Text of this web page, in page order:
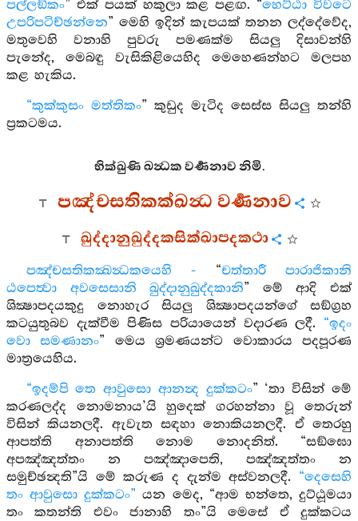
පල්ලඞ්කං” එක් පයක් හකුලා කළ පළඟ. “හෙට්ඨා විවටෙ
උපරිපටිච්ඡන්නෙ” මෙහි ඉදින් කැපයක් තනන ලද්දේවේද,
මතුවෙහි වනාහි පුවරු පමණක්ම සියලු දිසාවන්හි
පැනේද, මෙබඳු වැසිකිළියෙහිද මෙහෙණන්හට මලපහ
කළ හැකිය.
“කුක්කුසං මත්තිකං” කුඩුද මැටිද සෙස්ස සියලු තන්හි
ප්‍රකටමය.
භික්‍ඛුණි ඛන්‍ධක වර්‍ණනාව නිමි.
පඤ්චසතිකක්‍ඛන්‍ධ වර්‍ණනාව
ඛුද්දානුඛුද්දකසික්ඛාපදකථා
පඤ්චසතිකක්‍ඛන්‍ධකයෙහි - “චත්තාරී පාරාජිකානි
ඨපෙත්‍වා අවසෙසානි ඛුද්දානුඛුද්දකානි” මේ ආදි එක්
ශික්‍ෂාපදයකුදු නොහැර සියලු ශික්‍ෂාපදයන්ගේ සඞ්ග්‍රහ
කටයුතුබව දැක්වීම පිණිස පරියායෙන් වදාරණ ලදී. “ඉදං
වො සමණානං” මෙය ශ්‍රමණයන්ට වොකාරය පදපූරණ
මාත්‍රයෙහිය.
“ඉදම්පි තෙ ආවුසො ආනන්‍ද දුක්කටං” ‘තා විසින් මේ
කරණලද්ද නොමනාය’යි හුදෙක් ගරහන්නා වූ තෙරුන්
විසින් කියනලදී. ඇවැත සඳහා නොකියනලදී. ඒ තෙරහු
ආපත්ති අනාපත්ති නොම නොදනිත්. “සඞ්ඝො
අපඤ්ඤත්තං න පඤ්ඤාපෙති, පඤ්ඤත්තං න
සමුච්ඡන්‍දති”යි මේ කරුණ ද දැන්ම අස්වනලදී. “දෙසෙහි
තං ආවුසො දුක්කටං”යන මෙද, “ආම භන්තෙ, දුට්ඨූමයා
තං කතන්ති එවං ජානාහි තං”යි මෙසේ ඒ දුක්කටය